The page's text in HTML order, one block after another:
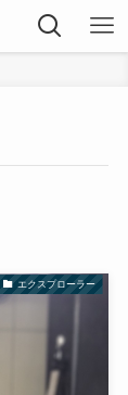
エクスプローラー